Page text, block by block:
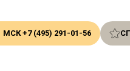
МСК +7 (495) 291-01-56